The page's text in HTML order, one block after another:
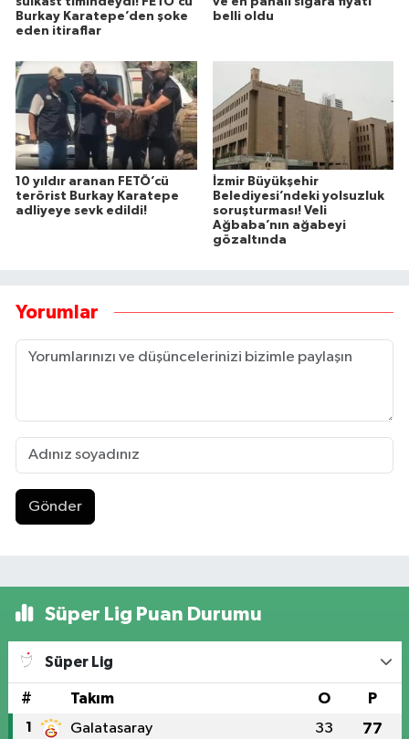
Burkay Karatepe’den şoke
eden itiraflar
belli oldu
10 yıldır aranan FETÖ’cü
terörist Burkay Karatepe
adliyeye sevk edildi!
İzmir Büyükşehir
Belediyesi’ndeki yolsuzluk
soruşturması! Veli
Ağbaba’nın ağabeyi
gözaltında
Yorumlar
Gönder
Süper Lig Puan Durumu
Süper Lig
# Takım O P
1 Galatasaray 33 77